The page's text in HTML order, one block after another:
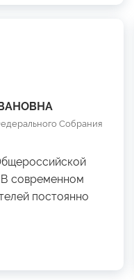
Собрания
В современном
постоянно